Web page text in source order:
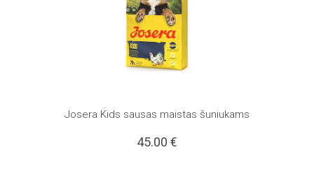
Josera Kids sausas maistas šuniukams
45.00 €